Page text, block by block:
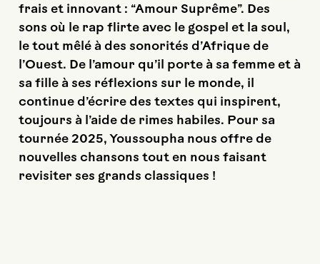
frais et innovant : “Amour Suprême”. Des
sons où le rap flirte avec le gospel et la soul,
le tout mêlé à des sonorités d’Afrique de
l’Ouest. De l’amour qu’il porte à sa femme et à
sa fille à ses réflexions sur le monde, il
continue d’écrire des textes qui inspirent,
toujours à l’aide de rimes habiles. Pour sa
tournée 2025, Youssoupha nous offre de
nouvelles chansons tout en nous faisant
revisiter ses grands classiques !